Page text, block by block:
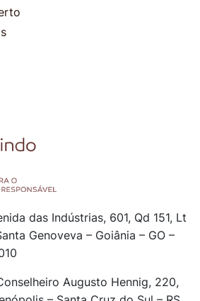
das Indústrias, 601, Qd 151, Lt
Genoveva – Goiânia – GO –
Augusto Hennig, 220,